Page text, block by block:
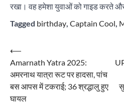
रखा। वह हमेशा युवाओं को गाइड करते
Tagged birthday, Captain Cool,
Post
navigation
⟵
Amarnath Yatra 2025:
अमरनाथ यात्रा रूट पर हादसा, पांच
बस आपस में टकराई; 36 श्रद्धालु हुए
घायल